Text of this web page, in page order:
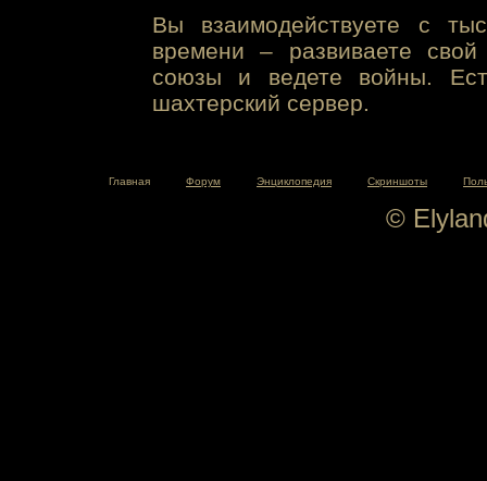
Вы взаимодействуете с
времени – развиваете свой
союзы и ведете войны.
шахтерский сервер.
Главная Форум Энциклопедия Скриншоты
©